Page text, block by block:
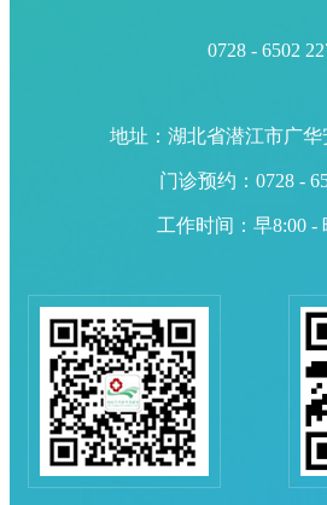
0728 - 6502
地址：湖北省潜江市广华
门诊预约：0728 -
工作时间：早8:00 -